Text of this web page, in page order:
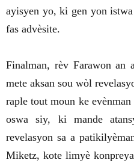
ayisyen yo, ki gen yon
fas advèsite.
Finalman, rèv Farawon an
mete aksan sou wòl
raple tout moun ke
oswa siy, ki mande
revelasyon sa a
Miketz, kote limyè